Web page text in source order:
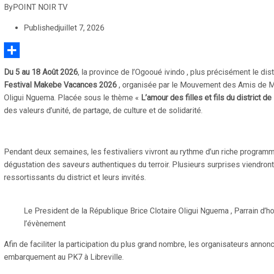
ByPOINT NOIR TV
Publishedjuillet 7, 2026
Du 5 au 18 Août 2026, la province de l’Ogooué ivindo , plus précisément le
Festival Makebe Vacances 2026 , organisée par le Mouvement des Amis de
Oligui Nguema. Placée sous le thème « L’amour des filles et fils du district de
des valeurs d’unité, de partage, de culture et de solidarité.
Pendant deux semaines, les festivaliers vivront au rythme d’un riche
dégustation des saveurs authentiques du terroir. Plusieurs surprises
ressortissants du district et leurs invités.
Le President de la République Brice Clotaire Oligui Nguema , Parrain
l’évènement
Afin de faciliter la participation du plus grand nombre, les organisateurs
embarquement au PK7 à Libreville.